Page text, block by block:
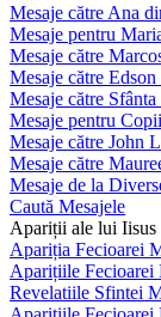
Mesaje către Ana
Mesaje pentru
Mesaje către
Mesaje către
Mesaje către
Mesaje pentru
Mesaje către John
Mesaje către
Mesaje de la
Caută Mesajele
Apariții ale lui Iisus
Apariția Fecioarei
Aparițiile
Revelatiile Sfintei